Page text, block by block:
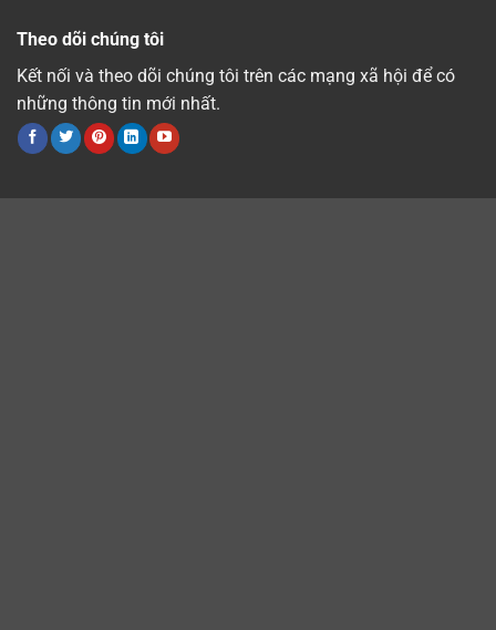
Theo dõi chúng tôi
Kết nối và theo dõi chúng tôi trên các mạng xã hội để có
những thông tin mới nhất.